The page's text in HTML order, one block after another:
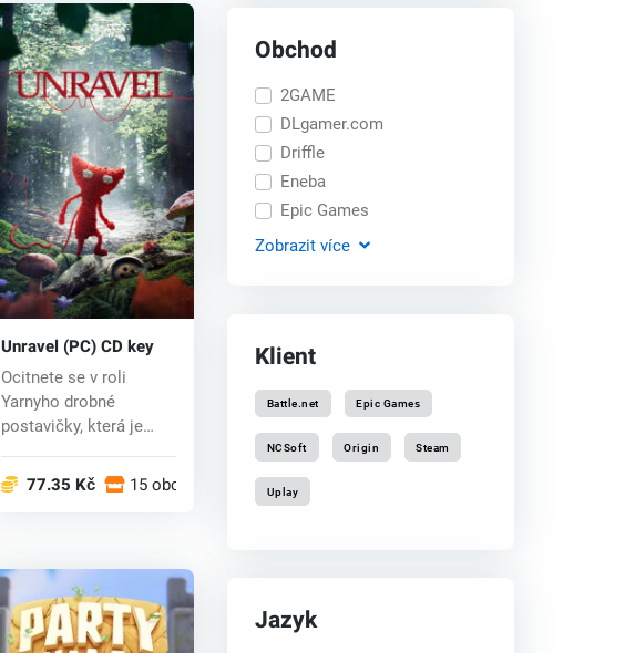
Unravel (PC) CD key
Ocitnete se v roli
Yarnyho drobné
postavičky, která je
77.35 Kč 15 obchodech
Obchod
2GAME
DLgamer.com
Driffle
Eneba
Epic Games
Zobrazit více
Klient
Battle.net Epic Games
NCSoft Origin Steam
Uplay
Jazyk